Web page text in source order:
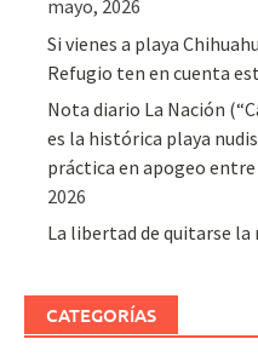
mayo, 2026
Si vienes a playa
Refugio ten en cuenta
Nota diario La Nación
es la histórica playa
práctica en apogeo entre
2026
La libertad de quitarse la
CATEGORÍAS